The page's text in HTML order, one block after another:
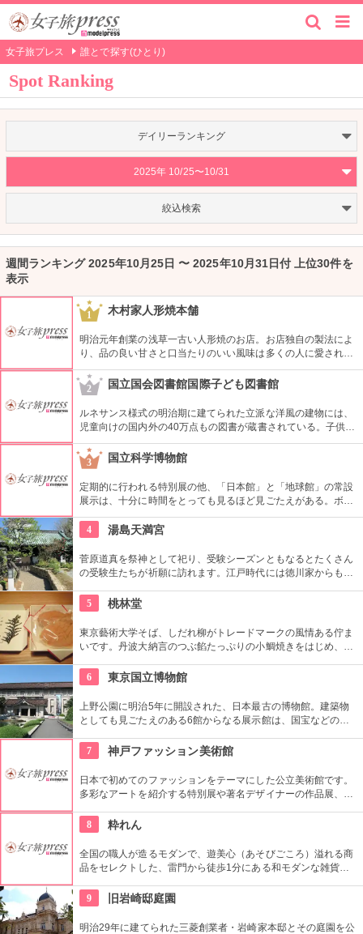
女子旅プレス 誰とで探す(ひとり)
Spot Ranking
デイリーランキング
2025年 10/25〜10/31
絞込検索
週間ランキング 2025年10月25日 〜 2025年10月31日付 上位30件を
表示
1 木村家人形焼本舗
明治元年創業の浅草一古い人形焼のお店。お店独自の製法によ
り、品の良い甘さと口当たりのいい風味は多くの人に愛されて
いる。ハト、雷門、五重塔など浅草にちなんだ形が可愛い。ア
ンコの入っていないタイプもあり。ハトのマークを目印に探し
て。
2 国立国会図書館国際子ども図書館
ルネサンス様式の明治期に建てられた立派な洋風の建物には、
児童向けの国内外の40万点もの図書が蔵書されている。子供だ
けでなく大人も十分楽しめるので、たまにはインテリに図書館
でゆっくり過ごしてみては。
3 国立科学博物館
定期的に行われる特別展の他、「日本館」と「地球館」の常設
展示は、十分に時間をとっても見るほど見ごたえがある。ボラ
ンティアによるガイドツアーに参加すればなお理解が深まるこ
とまちがいなし。
4 湯島天満宮
菅原道真を祭神として祀り、受験シーズンともなるとたくさん
の受験生たちが祈願に訪れます。江戸時代には徳川家からも尊
おり、境内には約300本もの梅があり、毎年時期になるとかぐ
わしい香りを漂わせます。2月上旬〜3月上旬には梅祭りも開催
されて賑わいます。
5 桃林堂
東京藝術大学そば、しだれ柳がトレードマークの風情ある佇ま
いです。丹波大納言のつぶ餡たっぷりの小鯛焼きをはじめ、水
ます。お抹茶をいただきながら店内でも。
6 東京国立博物館
上野公園に明治5年に開設された、日本最古の博物館。建築物
としても見ごたえのある6館からなる展示館は、国宝などの歴
す。オリジナルグッズを販売するミュージアムショップや食事
もできるカフェなども併設されています。
7 神戸ファッション美術館
日本で初めてのファッションをテーマにした公立美術館です。
多彩なアートを紹介する特別展や著名デザイナーの作品展、ラ
な方、ファッション業界の方、ファッションを学ぶ方、必見で
す。
8 粋れん
全国の職人が造るモダンで、遊美心（あそびごころ）溢れる商
品をセレクトした、雷門から徒歩1分にある和モダンな雑貨
めるので、粋な雑貨を探すのが楽しくなりそう。
9 旧岩崎邸庭園
明治29年に建てられた三菱創業者・岩崎家本邸とその庭園を公